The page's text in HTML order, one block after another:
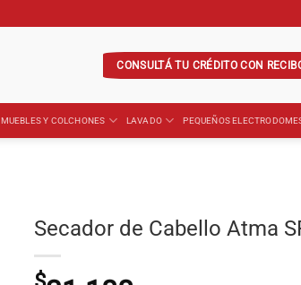
CONSULTÁ TU CRÉDITO CON
MUEBLES Y COLCHONES LAVADO PEQUEÑOS
Secador de Cabello Atma